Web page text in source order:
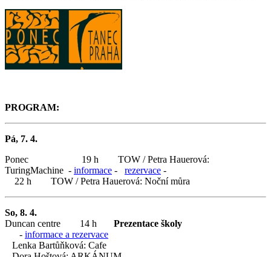
PROGRAM:
Pá, 7. 4.
Ponec 19 h TOW / Petra Hauerová:
TuringMachine - informace - rezervace -
22 h TOW / Petra Hauerová: Noční můra
So, 8. 4.
Duncan centre 14 h Prezentace školy
- informace a rezervace
Lenka Bartůňková: Cafe